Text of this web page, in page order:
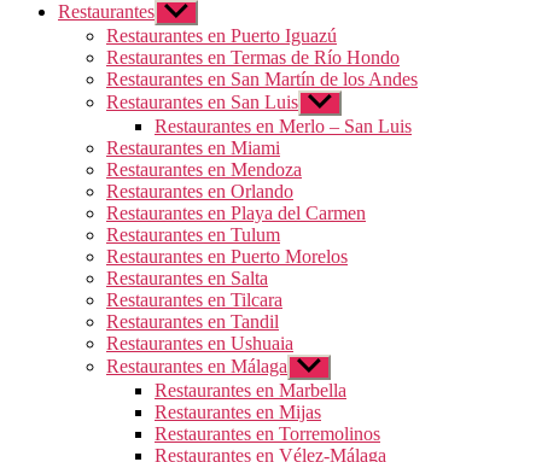
Restaurantes Mostrar
el
submenú
Restaurantes en Puerto Iguazú
Restaurantes en Termas de Río Hondo
Restaurantes en San Martín de los Andes
Restaurantes en San Luis Mostrar
el
submenú
Restaurantes en Merlo – San Luis
Restaurantes en Miami
Restaurantes en Mendoza
Restaurantes en Orlando
Restaurantes en Playa del Carmen
Restaurantes en Tulum
Restaurantes en Puerto Morelos
Restaurantes en Salta
Restaurantes en Tilcara
Restaurantes en Tandil
Restaurantes en Ushuaia
Restaurantes en Málaga Mostrar
el
submenú
Restaurantes en Marbella
Restaurantes en Mijas
Restaurantes en Torremolinos
Restaurantes en Vélez-Málaga